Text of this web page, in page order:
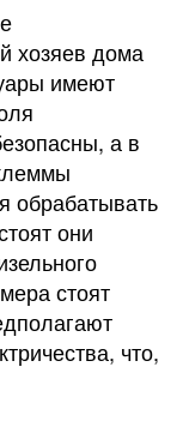
хозяев дома
имеют
а в
обрабатывать
они
стоят
что,